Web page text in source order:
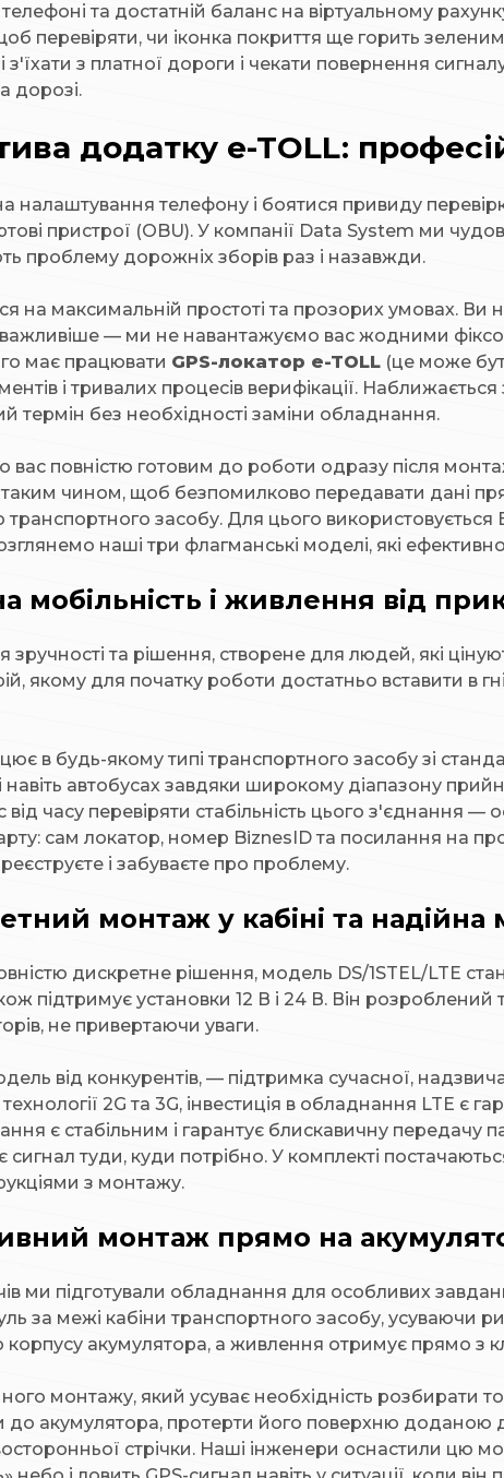
телефоні та достатній баланс на віртуальному
перевіряти, чи іконка покриття ще горить
з платної дороги і чекати повернення
дорозі.
додатку e-TOLL:
налаштування телефону і боятися привиду
пристрої (OBU). У компанії Data System ми
проблему дорожніх зборів раз і назавжди.
на максимальній простоті та прозорих умовах.
— ми не навантажуємо вас жодними
має працювати GPS-локатор e-TOLL (це може
і тривалих процесів верифікації.
термін без необхідності заміни обладнання.
повністю готовим до роботи одразу після
чином, щоб безпомилково передавати дані
засобу. Для цього
наші три флагманські моделі, які
мобільність і живлення від
та рішення, створене для людей, які
якому для початку роботи достатньо вставити в
в будь-якому типі транспортного засобу зі
навіть автобусах завдяки широкому діапазону
часу перевіряти стабільність цього з'єднання
сам локатор, номер BiznesID та посилання на
і забуваєте про проблему.
монтаж у кабіні та
дискретне рішення, модель DS/1STEL/LTE
підтримує установки 12 В і 24 В. Він
не привертаючи уваги.
від конкурентів, — підтримка сучасної,
2G та 3G, інвестиція в обладнання LTE є
є стабільним і гарантує блискавичну передачу
туди, куди потрібно. У комплекті
з монтажу.
монтаж прямо на
ми підготували обладнання для особливих
за межі кабіни транспортного засобу, усуваючи
акумулятора, а живлення отримує прямо з
монтажу, який усуває необхідність розбирати
до акумулятора, протерти його поверхню доданою
стрічки. Наші інженери оснастили цю